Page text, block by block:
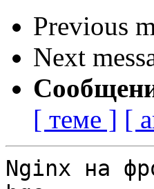
Previous
Next
[ теме ] [
Nginx на